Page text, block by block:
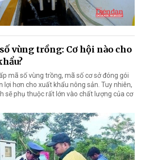
vùng trồng: Cơ hội nào cho
mã số vùng trồng, mã số cơ sở đóng gói
lợi hơn cho xuất khẩu nông sản. Tuy nhiên,
sẽ phụ thuộc rất lớn vào chất lượng của cơ